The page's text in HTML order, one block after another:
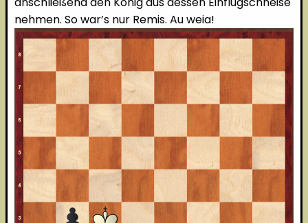
nehmen. So war’s nur Remis. Au weia!